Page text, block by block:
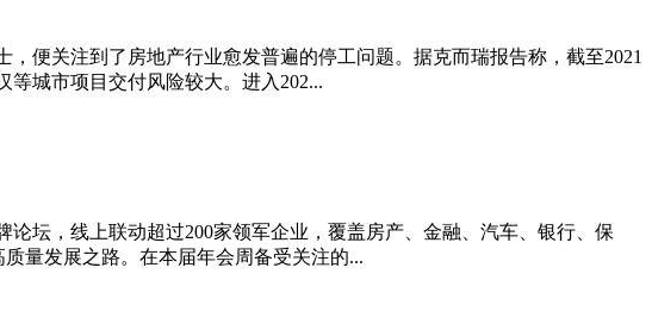
便关注到了房地产行业愈发普遍的停工问题。据克而瑞报告称，截至2021
城市项目交付风险较大。进入202...
坛，线上联动超过200家领军企业，覆盖房产、金融、汽车、银行、保
量发展之路。在本届年会周备受关注的...